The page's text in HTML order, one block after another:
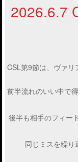
2026.6.7
CSL第9節は、ヴァリ
前半流れのいい中で
後半も相手のフィー
同じミスを繰り